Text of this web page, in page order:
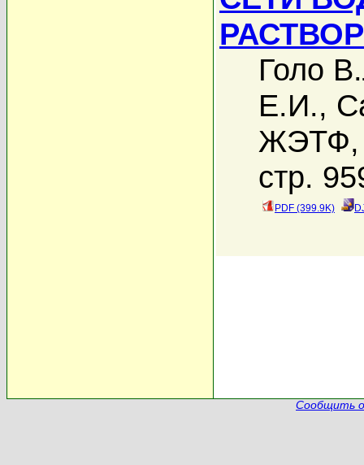
Голо
Е.И.,
ЖЭТФ,
стр.
PDF (399.9K)
Сообщить о